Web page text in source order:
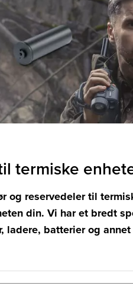
termiske
og reservedeler til
din. Vi har et bredt
ladere, batterier og annet
kan du tilpasse og
Utforsk vårt sortiment